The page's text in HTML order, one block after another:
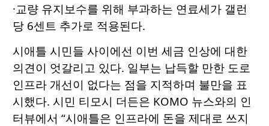
·교량 유지보수를 위해 부과하는 연료세가 갤런
당 6센트 추가로 적용된다.
시애틀 시민들 사이에선 이번 세금 인상에 대한
의견이 엇갈리고 있다. 일부는 납득할 만한 도로
인프라 개선이 없다는 점을 지적하며 불만을 표
시했다. 시민 티모시 더든은 KOMO 뉴스와의 인
터뷰에서 “시애틀은 인프라에 돈을 제대로 쓰지